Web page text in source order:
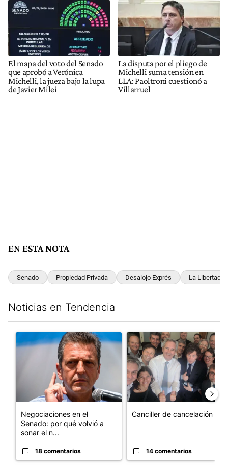
El mapa del voto del Senado
que aprobó a Verónica
Michelli, la jueza bajo la lupa
de Javier Milei
La disputa por el pliego de
Michelli suma tensión en
LLA: Paoltroni cuestionó a
Villarruel
EN ESTA NOTA
Senado Propiedad Privada Desalojo Exprés La Libertad
Noticias en Tendencia
Un artículo de tendencia con el título "Negociaciones en el
Negociaciones en el
Senado: por qué volvió a
sonar el n...
18 comentarios
Un artículo de tendencia con
Canciller de cancelación
14 comentarios